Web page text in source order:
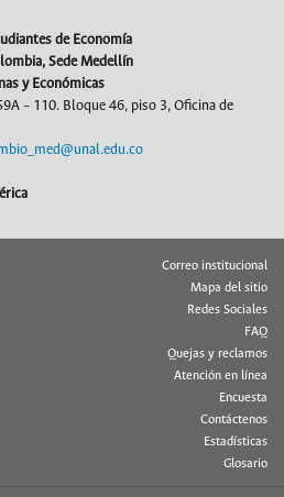
de Economía
Sede Medellín
y Económicas
– 110. Bloque 46, piso 3, Oficina de
Correo institucional
Mapa del sitio
Redes Sociales
FAQ
Quejas y reclamos
Atención en línea
Encuesta
Contáctenos
Estadísticas
Glosario